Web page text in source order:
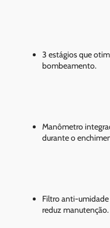
3 estágios que
bombeamento.
Manômetro
durante o
Filtro anti-umidade
reduz manutenção.